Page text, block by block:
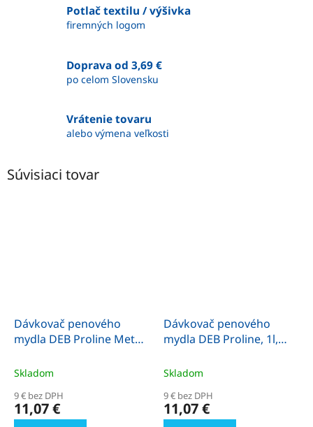
Potlač textilu / výšivka
firemných logom
Doprava od 3,69 €
po celom Slovensku
Vrátenie tovaru
alebo výmena veľkosti
Súvisiaci tovar
Dávkovač penového
mydla DEB Proline Metal
Skladom
9 € bez DPH
11,07 €
Dávkovač penového
mydla DEB Proline, 1l,
Skladom
9 € bez DPH
11,07 €